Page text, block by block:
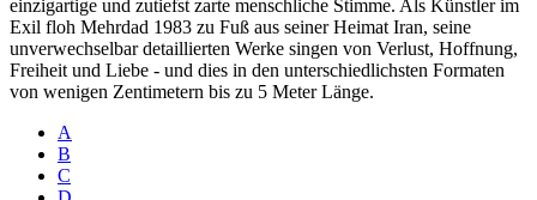
einzigartige und zutiefst zarte menschliche Stimme. Als Künstler im
Exil floh Mehrdad 1983 zu Fuß aus seiner Heimat Iran, seine
unverwechselbar detaillierten Werke singen von Verlust, Hoffnung,
Freiheit und Liebe - und dies in den unterschiedlichsten Formaten
von wenigen Zentimetern bis zu 5 Meter Länge.
A
B
C